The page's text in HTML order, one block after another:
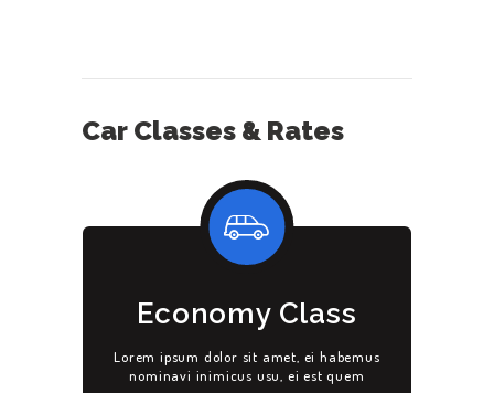
Car Classes & Rates
Economy Class
Lorem ipsum dolor sit amet, ei habemus
nominavi inimicus usu, ei est quem